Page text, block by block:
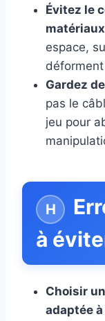
Évitez le
espace,
Gardez
pas le
jeu pour
à
Choisir
adaptée